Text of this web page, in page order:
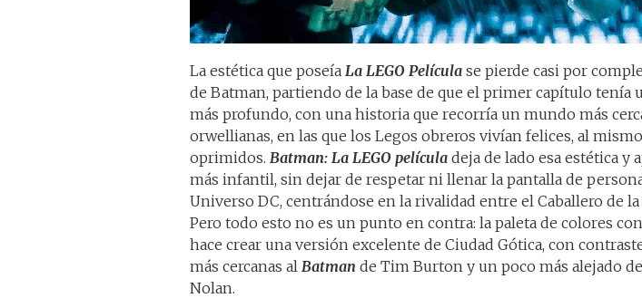
La estética que poseía La LEGO Película se pierde casi por
de Batman, partiendo de la base de que el primer capítulo tenía
más profundo, con una historia que recorría un mundo más
orwellianas, en las que los Legos obreros vivían felices, al
oprimidos. Batman: La LEGO película deja de lado esa estética y
más infantil, sin dejar de respetar ni llenar la pantalla de
Universo DC, centrándose en la rivalidad entre el Caballero de la
Pero todo esto no es un punto en contra: la paleta de colores
hace crear una versión excelente de Ciudad Gótica, con
más cercanas al Batman de Tim Burton y un poco más alejado
Nolan.